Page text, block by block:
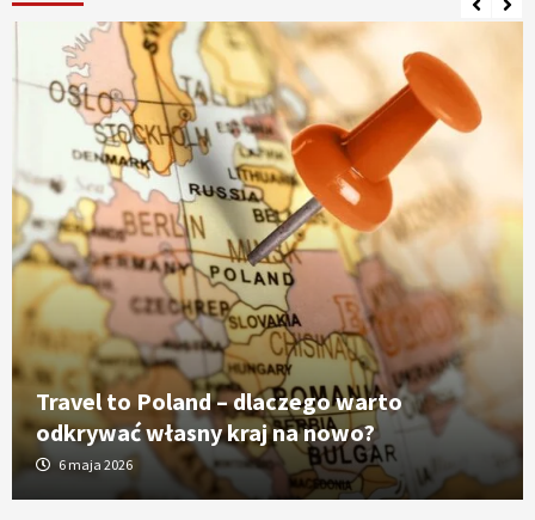
Travel to Poland – dlaczego warto
odkrywać własny kraj na nowo?
6 maja 2026